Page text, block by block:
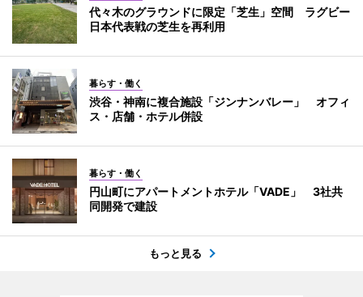
代々木のグラウンドに限定「芝生」空間 ラグビー
日本代表戦の芝生を再利用
暮らす・働く
渋谷・神南に複合施設「ジンナンバレー」 オフィ
ス・店舗・ホテル併設
暮らす・働く
円山町にアパートメントホテル「VADE」 3社共
同開発で建設
もっと見る